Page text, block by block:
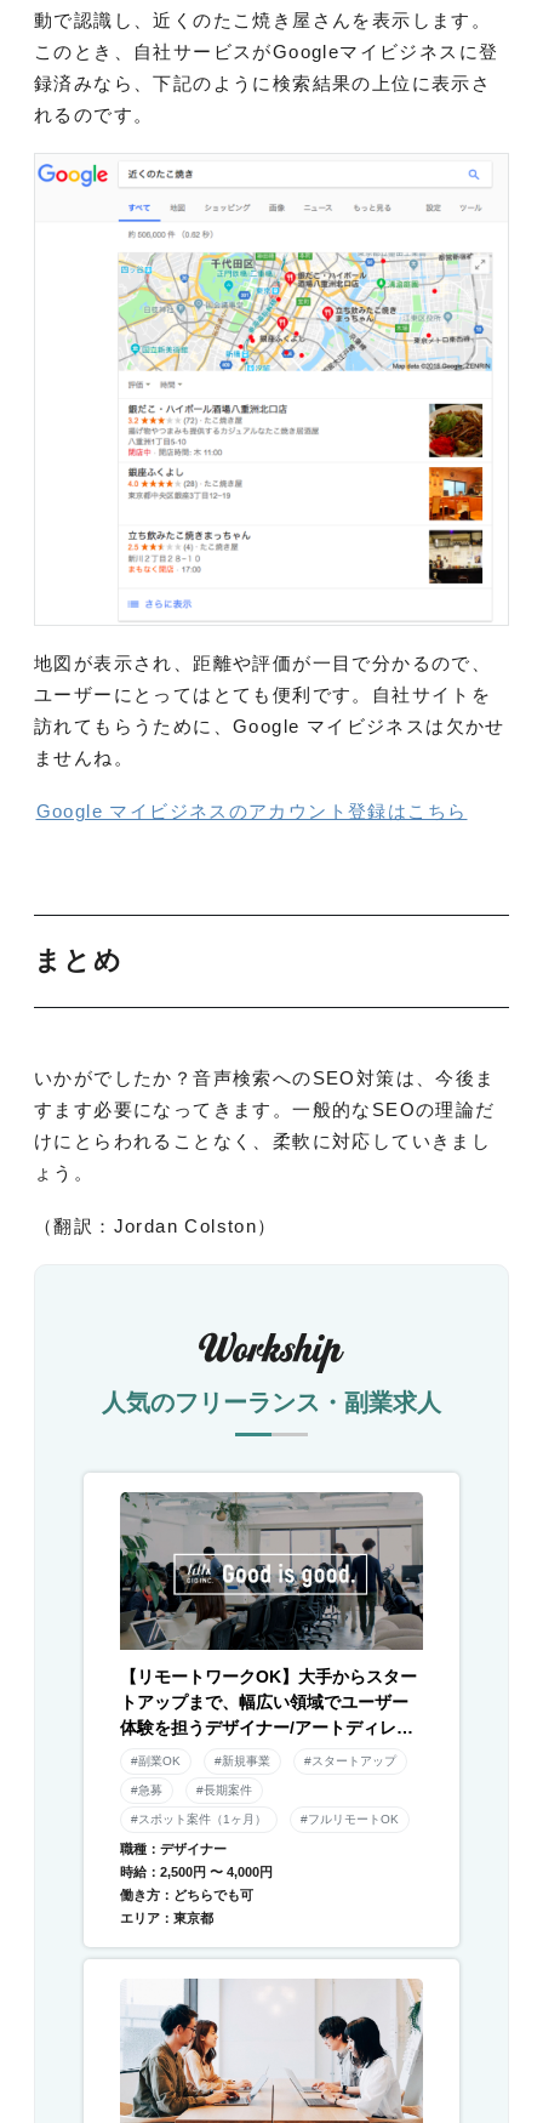
動で認識し、近くのたこ焼き屋さんを表示します。
このとき、自社サービスがGoogleマイビジネスに登
録済みなら、下記のように検索結果の上位に表示さ
れるのです。
地図が表示され、距離や評価が一目で分かるので、
ユーザーにとってはとても便利です。自社サイトを
訪れてもらうために、Google マイビジネスは欠かせ
ませんね。
Google マイビジネスのアカウント登録はこちら
まとめ
いかがでしたか？音声検索へのSEO対策は、今後ま
すます必要になってきます。一般的なSEOの理論だ
けにとらわれることなく、柔軟に対応していきまし
ょう。
（翻訳：Jordan Colston）
人気のフリーランス・副業求人
【リモートワークOK】大手からスター
トアップまで、幅広い領域でユーザー
体験を担うデザイナー/アートディレク
ター募集！
#副業OK #新規事業 #スタートアップ
#急募 #長期案件
#スポット案件（1ヶ月） #フルリモートOK
職種：デザイナー
時給：2,500円 〜 4,000円
働き方：どちらでも可
エリア：東京都